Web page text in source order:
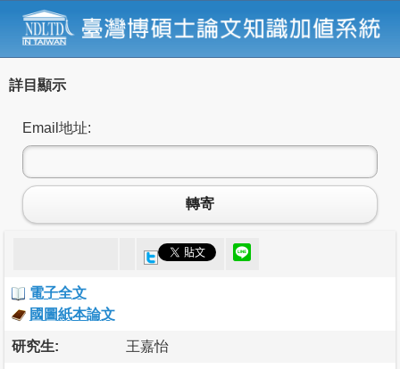
詳目顯示
Email地址:
轉寄
電子全文
國圖紙本論文
研究生: 王嘉怡